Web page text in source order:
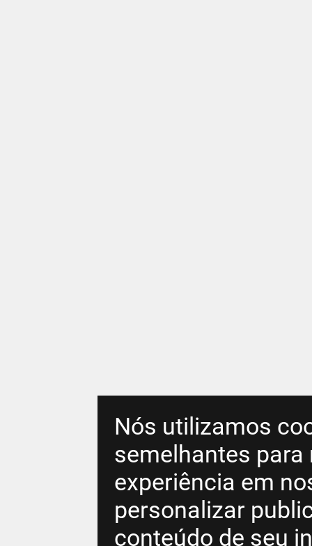
Nós utilizamos
semelhantes para
experiência em
personalizar
conteúdo de seu